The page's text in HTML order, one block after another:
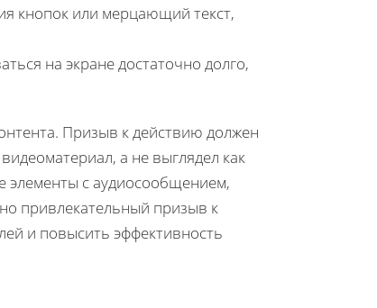
кнопок или мерцающий текст,
на экране достаточно долго,
Призыв к действию должен
а не выглядел как
элементы с аудиосообщением,
привлекательный призыв к
и повысить эффективность